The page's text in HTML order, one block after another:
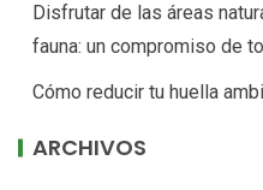
Disfrutar de las áreas
fauna: un compromiso de
Cómo reducir tu huella
ARCHIVOS